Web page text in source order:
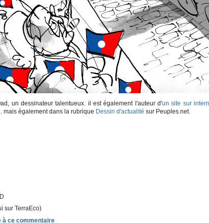
un dessinateur talentueux. il est également l'auteur d'un site sur
mais également dans la rubrique Dessin d'actualité sur Peuples.net.
sur TerraEco)